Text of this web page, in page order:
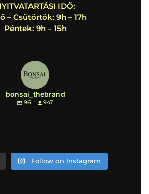
IDŐ:
– Csütörtök: 9h – 17h
Péntek: 9h – 15h
bonsai_thebrand
96 947
Follow on Instagram